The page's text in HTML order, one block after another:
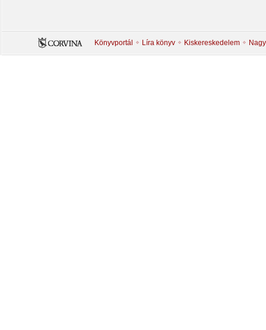
Könyvportál Líra könyv Kiskereskedelem